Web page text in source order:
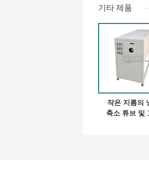
기타 제품
작은 지름의
축소 튜브 및